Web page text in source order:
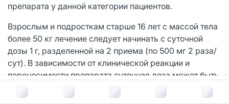
В корзину за
препарата у данной категории пациентов.
Взрослым и подросткам старше 16 лет с массой тела
более 50 кг лечение следует начинать с суточной
дозы 1 г, разделенной на 2 приема (по 500 мг 2 раза/
сут). В зависимости от клинической реакции и
переносимости препарата суточная доза может быть
увеличена до максимальной - 3 г (по 1.5 г 2 раза/сут).
Изменение дозы на 500 мг 2 раза/сут может